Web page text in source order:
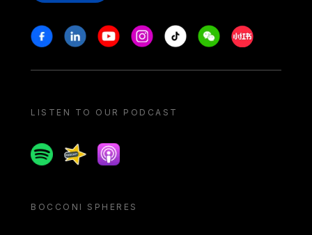
Stay in touch
FacebookLinkedinYoutubeInstagram
Tiktok WeechatXiaohongshu/
LISTEN TO OUR PODCAST
SpotifySpreakerApple podcast
BOCCONI SPHERES